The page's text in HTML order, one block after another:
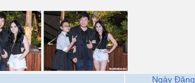
Ngày Đăng